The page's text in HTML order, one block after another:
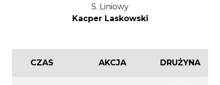
S. Liniowy
Kacper Laskowski
CZAS AKCJA DRUŻYNA